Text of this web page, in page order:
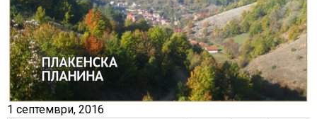
1 септември, 2016